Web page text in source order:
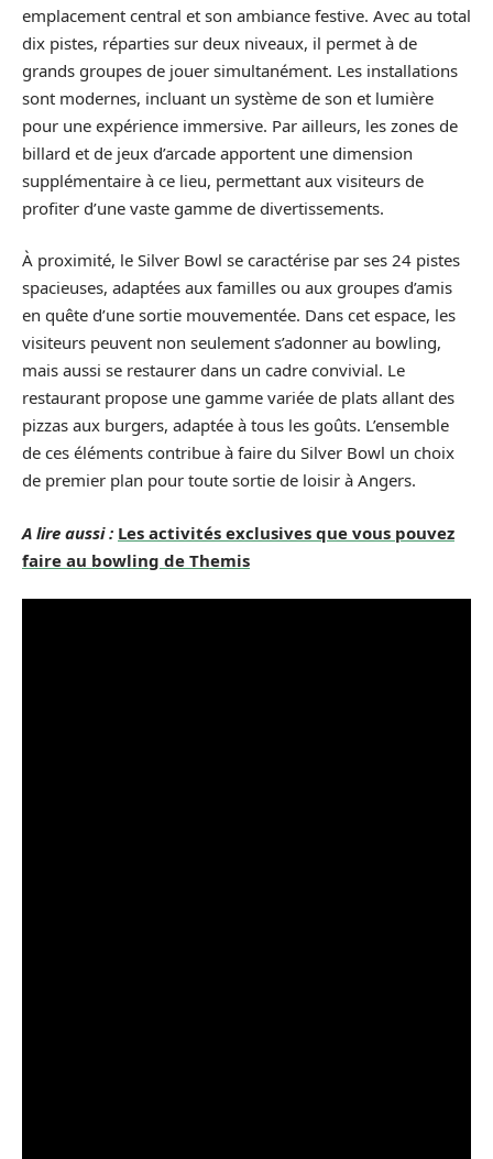
emplacement central et son ambiance festive. Avec au total
dix pistes, réparties sur deux niveaux, il permet à de
grands groupes de jouer simultanément. Les installations
sont modernes, incluant un système de son et lumière
pour une expérience immersive. Par ailleurs, les zones de
billard et de jeux d’arcade apportent une dimension
supplémentaire à ce lieu, permettant aux visiteurs de
profiter d’une vaste gamme de divertissements.
À proximité, le Silver Bowl se caractérise par ses 24 pistes
spacieuses, adaptées aux familles ou aux groupes d’amis
en quête d’une sortie mouvementée. Dans cet espace, les
visiteurs peuvent non seulement s’adonner au bowling,
mais aussi se restaurer dans un cadre convivial. Le
restaurant propose une gamme variée de plats allant des
pizzas aux burgers, adaptée à tous les goûts. L’ensemble
de ces éléments contribue à faire du Silver Bowl un choix
de premier plan pour toute sortie de loisir à Angers.
A lire aussi : Les activités exclusives que vous pouvez
faire au bowling de Themis